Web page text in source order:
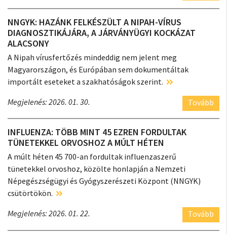
NNGYK: HAZÁNK FELKÉSZÜLT A NIPAH-VÍRUS
DIAGNOSZTIKÁJÁRA, A JÁRVÁNYÜGYI KOCKÁZAT
ALACSONY
A Nipah vírusfertőzés mindeddig nem jelent meg
Magyarországon, és Európában sem dokumentáltak
importált eseteket a szakhatóságok szerint.
Megjelenés: 2026. 01. 30.
Tovább
INFLUENZA: TÖBB MINT 45 EZREN FORDULTAK
TÜNETEKKEL ORVOSHOZ A MÚLT HÉTEN
A múlt héten 45 700-an fordultak influenzaszerű
tünetekkel orvoshoz, közölte honlapján a Nemzeti
Népegészségügyi és Gyógyszerészeti Központ (NNGYK)
csütörtökön.
Megjelenés: 2026. 01. 22.
Tovább